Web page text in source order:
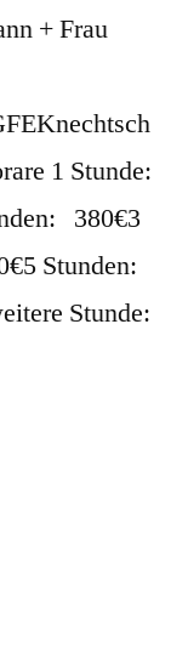
+ Frau
1 Stunde:
380€3
Stunden:
Stunde: